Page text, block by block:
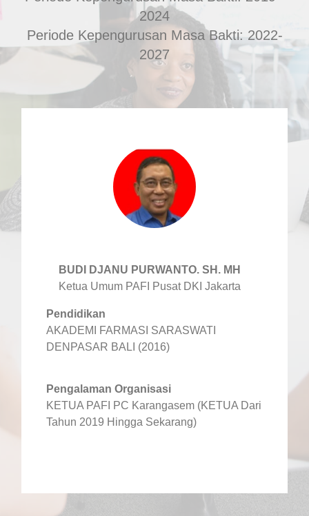
2024
Periode Kepengurusan Masa Bakti: 2022-
2027
BUDI DJANU PURWANTO. SH. MH
Ketua Umum PAFI Pusat DKI Jakarta
Pendidikan
AKADEMI FARMASI SARASWATI
DENPASAR BALI (2016)
Pengalaman Organisasi
KETUA PAFI PC Karangasem (KETUA Dari
Tahun 2019 Hingga Sekarang)